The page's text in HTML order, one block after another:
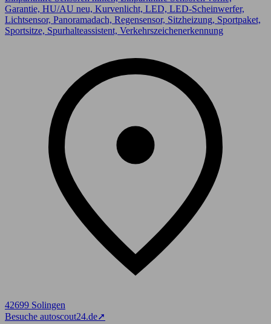
Garantie, HU/AU neu, Kurvenlicht, LED, LED-Scheinwerfer,
Lichtsensor, Panoramadach, Regensensor, Sitzheizung, Sportpaket,
Sportsitze, Spurhalteassistent, Verkehrszeichenerkennung
42699 Solingen
Besuche autoscout24.de➚